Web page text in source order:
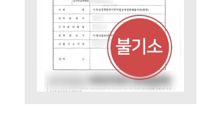
구성원 소개
법률상담전문변호사
소식/자료